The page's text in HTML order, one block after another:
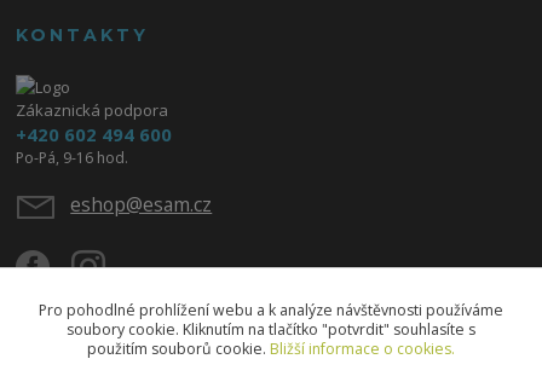
KONTAKTY
Zákaznická podpora
+420 602 494 600
Po-Pá, 9-16 hod.
eshop@esam.cz
Pro pohodlné prohlížení webu a k analýze návštěvnosti používáme
soubory cookie. Kliknutím na tlačítko "potvrdit" souhlasíte s
použitím souborů cookie. Bližší informace o cookies.